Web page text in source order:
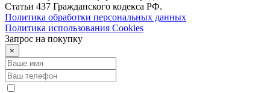
Статьи 437 Гражданского кодекса РФ.
Политика обработки персональных данных
Политика использования Сookies
Запрос на покупку
×